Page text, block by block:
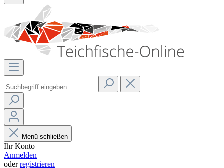
Menü schließen
Ihr Konto
Anmelden
oderregistrieren